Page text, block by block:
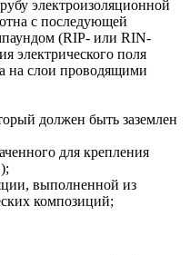
электроизоляционной
с последующей
(RIP- или RIN-
электрического поля
на слои проводящими
должен быть заземлен
для крепления
выполненной из
композиций;